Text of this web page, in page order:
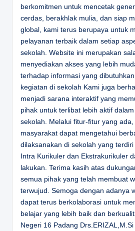
berkomitmen untuk mencetak
cerdas, berakhlak mulia, dan siap
global, kami terus berupaya untuk
pelayanan terbaik dalam setiap
sekolah. Website ini merupakan
menyediakan akses yang lebih
terhadap informasi yang
kegiatan di sekolah Kami juga
menjadi sarana interaktif yang
pihak untuk terlibat lebih aktif
sekolah. Melalui fitur-fitur yang
masyarakat dapat mengetahui
dilaksanakan di sekolah yang
Intra Kurikuler dan Ekstrakurikuler
lakukan. Terima kasih atas
semua pihak yang telah membuat
terwujud. Semoga dengan adanya
dapat terus berkolaborasi untuk
belajar yang lebih baik dan
Negeri 16 Padang Drs.ERIZAL,M.Si